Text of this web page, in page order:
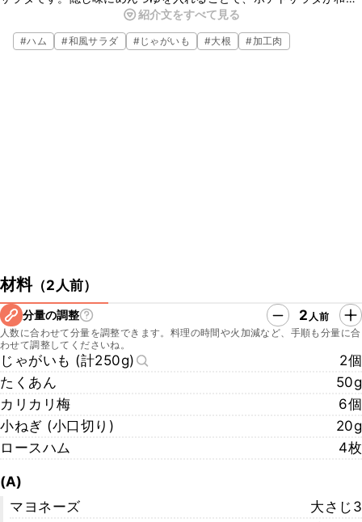
に仕上がりますよ。トッピングののりの香りがさらにおいしさを引き
立ててくれます。
紹介文をすべて見る
#ハム #和風サラダ #じゃがいも #大根 #加工肉
材料（2人前）
分量の調整 2 人前
人数に合わせて分量を調整できます。料理の時間や火加減など、手順も分量に合
わせて調整してくださいね。
じゃがいも (計250g)
2個
たくあん
50g
カリカリ梅
6個
小ねぎ (小口切り)
20g
ロースハム
4枚
(A)
マヨネーズ
大さじ3